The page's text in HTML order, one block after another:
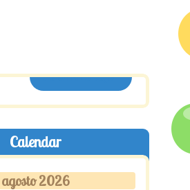
ASSINE AQUI
Calendar
agosto 2026